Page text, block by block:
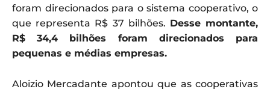
foram direcionados para o sistema cooperativo, o
que representa R$ 37 bilhões. Desse montante,
R$ 34,4 bilhões foram direcionados para
pequenas e médias empresas.
Aloizio Mercadante apontou que as cooperativas